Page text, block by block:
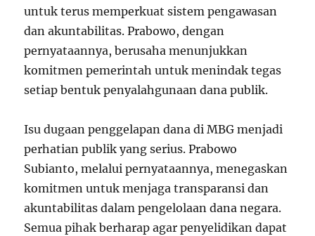
untuk terus memperkuat sistem pengawasan
dan akuntabilitas. Prabowo, dengan
pernyataannya, berusaha menunjukkan
komitmen pemerintah untuk menindak tegas
setiap bentuk penyalahgunaan dana publik.
Isu dugaan penggelapan dana di MBG menjadi
perhatian publik yang serius. Prabowo
Subianto, melalui pernyataannya, menegaskan
komitmen untuk menjaga transparansi dan
akuntabilitas dalam pengelolaan dana negara.
Semua pihak berharap agar penyelidikan dapat